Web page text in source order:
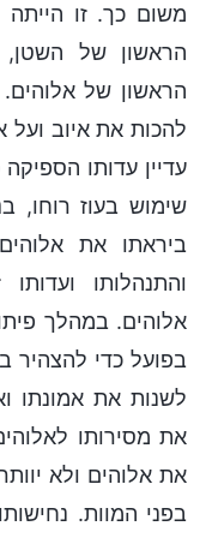
משום כך. זו הייתה
הראשון של השטן,
הראשון של
להכות את איוב ועל
עדיין עדותו
שימוש בעוז רוחו,
ביראתו את
והתנהלותו
אלוהים. במהלך
בפועל כדי להצהיר
לשנות את אמונתו
את מסירותו
את אלוהים ולא
בפני המוות.